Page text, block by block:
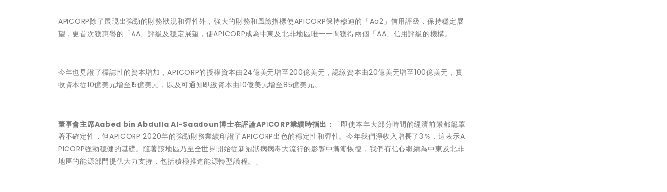
APICORP除了展現出強勁的財務狀況和彈性外，強大的財務和風險指標使APICORP保持穆迪的「Aa2」信用評級，保持穩定展
望，更首次獲惠譽的「AA」評級及穩定展望，使APICORP成為中東及北非地區唯一一間獲得兩個「AA」信用評級的機構。
今年也見證了標誌性的資本增加，APICORP的授權資本由24億美元增至200億美元，認繳資本由20億美元增至100億美元，實
收資本從10億美元增至15億美元，以及可通知即繳資本由10億美元增至85億美元。
董事會主席Aabed bin Abdulla Al-Saadoun博士在評論APICORP業績時指出：
「即使本年大部分時間的經濟前景都籠罩
著不確定性，但APICORP 2020年的強勁財務業績印證了APICORP出色的穩定性和彈性。今年我們淨收入增長了3％，這表示A
PICORP強勁穩健的基礎。隨著該地區乃至全世界開始從新冠狀病病毒大流行的影響中漸漸恢復，我們有信心繼續為中東及北非
地區的能源部門提供大力支持，包括積極推進能源轉型議程。」